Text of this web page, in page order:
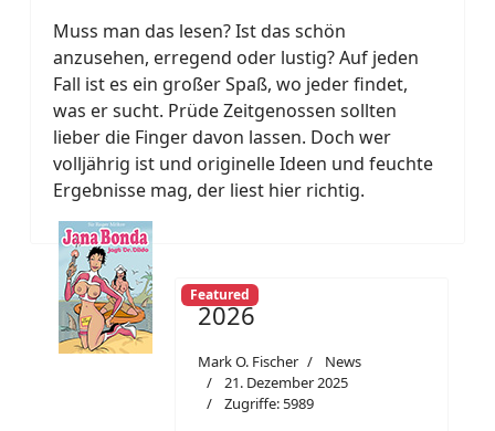
Muss man das lesen? Ist das schön
anzusehen, erregend oder lustig? Auf jeden
Fall ist es ein großer Spaß, wo jeder findet,
was er sucht. Prüde Zeitgenossen sollten
lieber die Finger davon lassen. Doch wer
volljährig ist und originelle Ideen und feuchte
Ergebnisse mag, der liest hier richtig.
Featured
2026
Mark O. Fischer
News
21. Dezember 2025
Zugriffe: 5989